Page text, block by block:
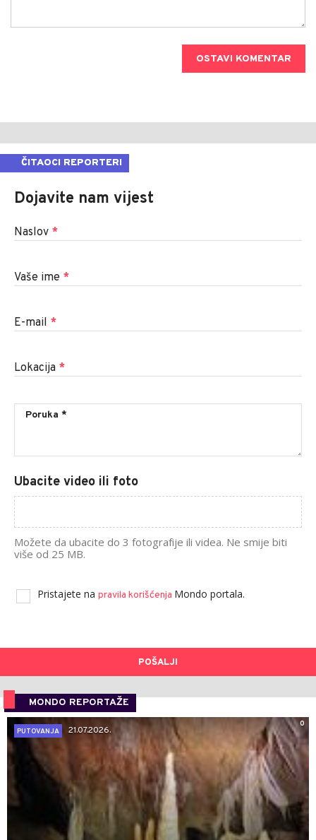
OSTAVI KOMENTAR
ČITAOCI REPORTERI
Dojavite nam vijest
Naslov *
Vaše ime *
E-mail *
Lokacija *
Ubacite video ili foto
Možete da ubacite do 3 fotografije ili videa. Ne smije biti
više od 25 MB.
Pristajete na pravila korišćenja Mondo portala.
POŠALJI
MONDO REPORTAŽE
0
PUTOVANJA
21.07.2026.